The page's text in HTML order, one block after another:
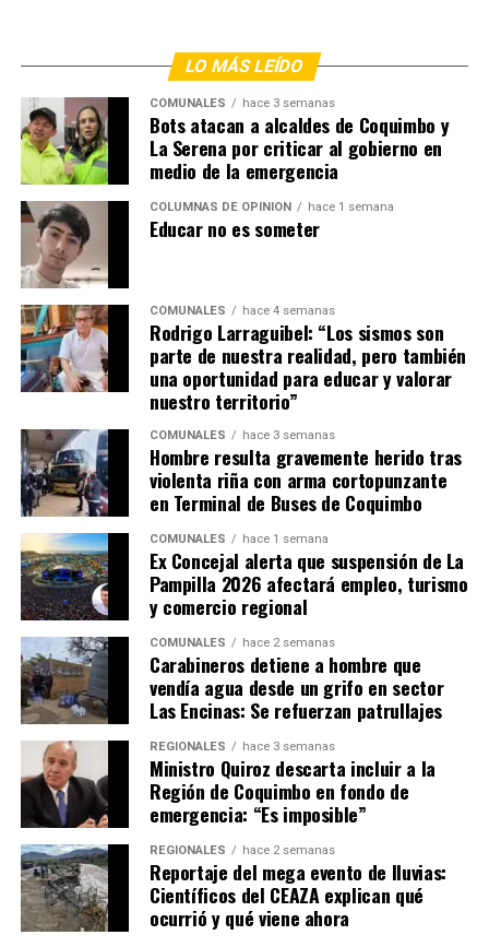
LO MÁS LEÍDO
COMUNALES hace 3 semanas
Bots atacan a alcaldes de Coquimbo y
La Serena por criticar al gobierno en
medio de la emergencia
COLUMNAS DE OPINIÓN hace 1 semana
Educar no es someter
COMUNALES hace 4 semanas
Rodrigo Larraguibel: “Los sismos son
parte de nuestra realidad, pero también
una oportunidad para educar y valorar
nuestro territorio”
COMUNALES hace 3 semanas
Hombre resulta gravemente herido tras
violenta riña con arma cortopunzante
en Terminal de Buses de Coquimbo
COMUNALES hace 1 semana
Ex Concejal alerta que suspensión de La
Pampilla 2026 afectará empleo, turismo
y comercio regional
COMUNALES hace 2 semanas
Carabineros detiene a hombre que
vendía agua desde un grifo en sector
Las Encinas: Se refuerzan patrullajes
REGIONALES hace 3 semanas
Ministro Quiroz descarta incluir a la
Región de Coquimbo en fondo de
emergencia: “Es imposible”
REGIONALES hace 2 semanas
Reportaje del mega evento de lluvias:
Científicos del CEAZA explican qué
ocurrió y qué viene ahora